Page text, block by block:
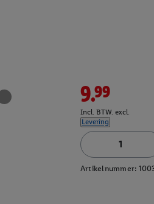
9.99
Incl. BTW. excl.
Levering
Artikelnummer: